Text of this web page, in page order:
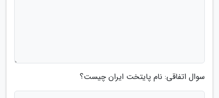
سوال اتفاقی: نام پایتخت ایران چیست؟